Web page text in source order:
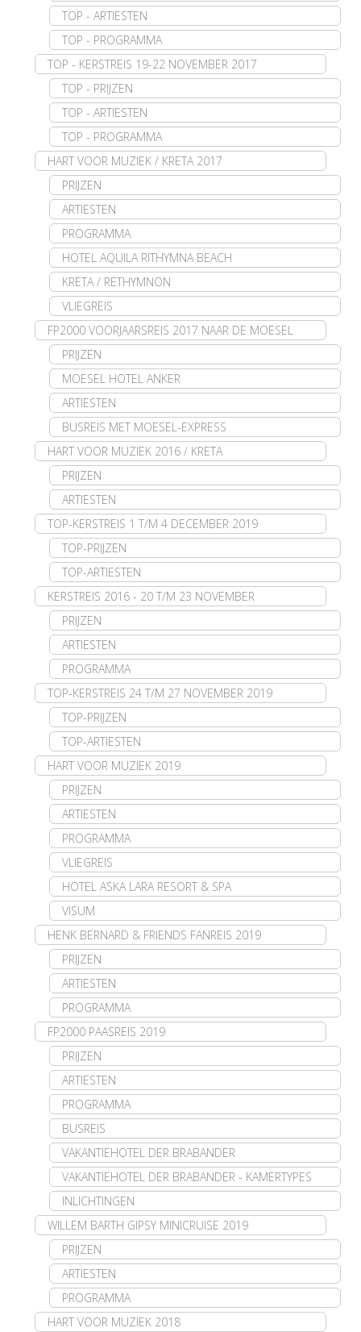
TOP - ARTIESTEN
TOP - PROGRAMMA
TOP - KERSTREIS 19-22 NOVEMBER 2017
TOP - PRIJZEN
TOP - ARTIESTEN
TOP - PROGRAMMA
HART VOOR MUZIEK / KRETA 2017
PRIJZEN
ARTIESTEN
PROGRAMMA
HOTEL AQUILA RITHYMNA BEACH
KRETA / RETHYMNON
VLIEGREIS
FP2000 VOORJAARSREIS 2017 NAAR DE MOESEL
PRIJZEN
MOESEL HOTEL ANKER
ARTIESTEN
BUSREIS MET MOESEL-EXPRESS
HART VOOR MUZIEK 2016 / KRETA
PRIJZEN
ARTIESTEN
TOP-KERSTREIS 1 T/M 4 DECEMBER 2019
TOP-PRIJZEN
TOP-ARTIESTEN
KERSTREIS 2016 - 20 T/M 23 NOVEMBER
PRIJZEN
ARTIESTEN
PROGRAMMA
TOP-KERSTREIS 24 T/M 27 NOVEMBER 2019
TOP-PRIJZEN
TOP-ARTIESTEN
HART VOOR MUZIEK 2019
PRIJZEN
ARTIESTEN
PROGRAMMA
VLIEGREIS
HOTEL ASKA LARA RESORT & SPA
VISUM
HENK BERNARD & FRIENDS FANREIS 2019
PRIJZEN
ARTIESTEN
PROGRAMMA
FP2000 PAASREIS 2019
PRIJZEN
ARTIESTEN
PROGRAMMA
BUSREIS
VAKANTIEHOTEL DER BRABANDER
VAKANTIEHOTEL DER BRABANDER - KAMERTYPES
INLICHTINGEN
WILLEM BARTH GIPSY MINICRUISE 2019
PRIJZEN
ARTIESTEN
PROGRAMMA
HART VOOR MUZIEK 2018